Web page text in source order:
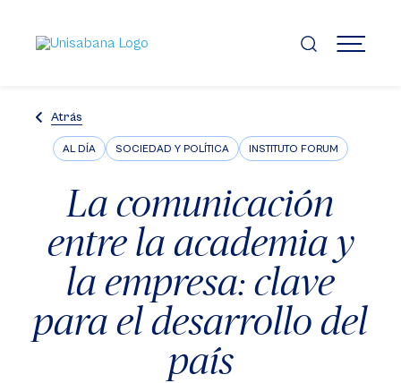
contenido
principal
MENÚ
Atrás
AL DÍA SOCIEDAD Y POLÍTICA INSTITUTO FORUM
La comunicación
entre la academia y
la empresa: clave
para el desarrollo del
país